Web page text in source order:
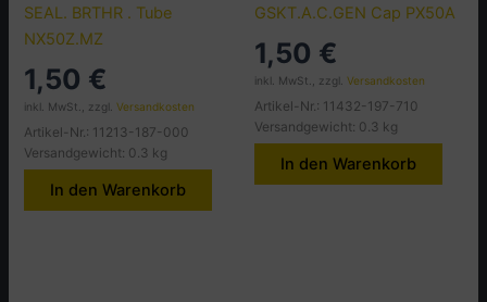
SEAL. BRTHR . Tube
NX50Z.MZ
1,50 €
inkl. MwSt., zzgl.Versandkosten
Artikel-Nr.: 11213-187-000
Versandgewicht: 0.3 kg
In den Warenkorb
GSKT.A.C.GEN Cap PX50A
1,50 €
inkl. MwSt., zzgl. Versandkosten
Artikel-Nr.: 11432-197-710
Versandgewicht: 0.3 kg
In den Warenkorb